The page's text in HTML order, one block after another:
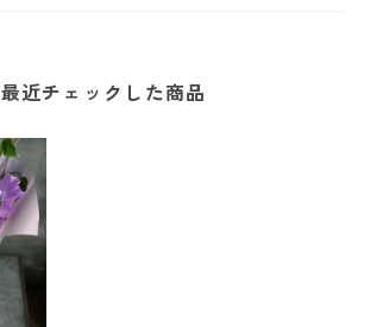
最近チェックした商品